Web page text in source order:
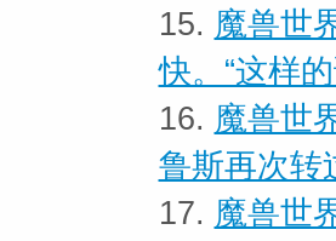
15. 魔兽世
快。“这样
16. 魔兽世
鲁斯再次转
17. 魔兽世